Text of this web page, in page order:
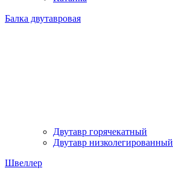
Балка двутавровая
Двутавр горячекатный
Двутавр низколегированный
Швеллер